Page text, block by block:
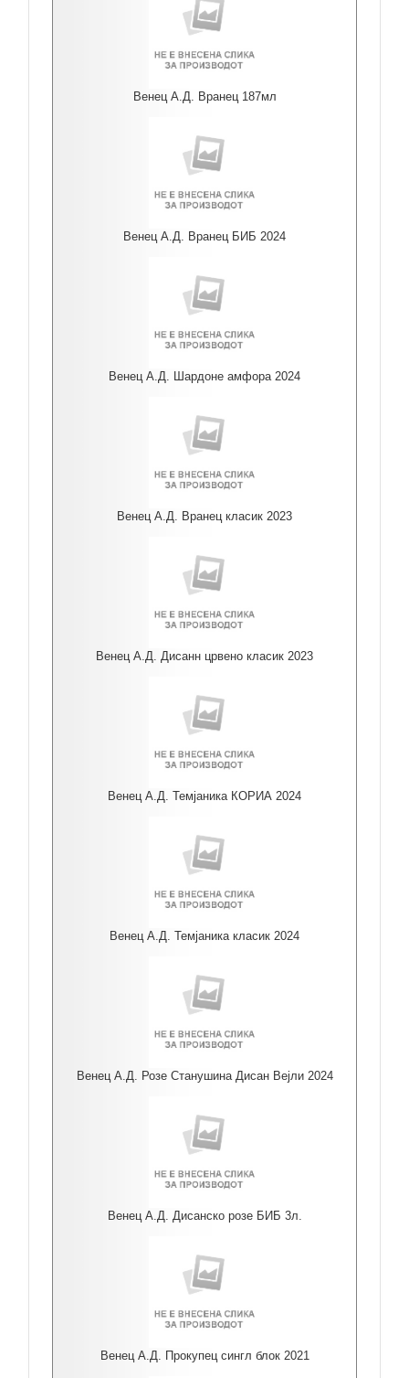
Венец А.Д. Вранец 187мл
Венец А.Д. Вранец БИБ 2024
Венец А.Д. Шардоне амфора 2024
Венец А.Д. Вранец класик 2023
Венец А.Д. Дисанн црвено класик 2023
Венец А.Д. Темјаника КОРИА 2024
Венец А.Д. Темјаника класик 2024
Венец А.Д. Розе Станушина Дисан Вејли 2024
Венец А.Д. Дисанско розе БИБ 3л.
Венец А.Д. Прокупец сингл блок 2021